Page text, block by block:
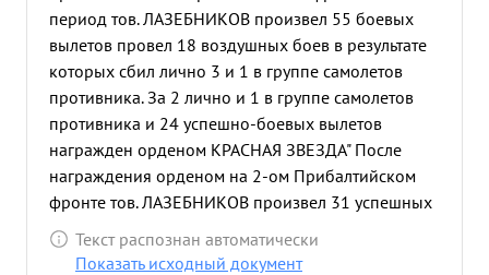
период тов. ЛАЗЕБНИКОВ произвел 55 боевых
вылетов провел 18 воздушных боев в результате
которых сбил лично 3 и 1 в группе самолетов
противника. За 2 лично и 1 в группе самолетов
противника и 24 успешно-боевых вылетов
награжден орденом КРАСНАЯ ЗВЕЗДА" После
награждения орденом на 2-ом Прибалтийском
фронте тов. ЛАЗЕБНИКОВ произвел 31 успешных
боевых вылетов провел 5 воздушных боев в
результате которых сбил лично 1 самолет
Текст распознан автоматически
Показать исходный документ